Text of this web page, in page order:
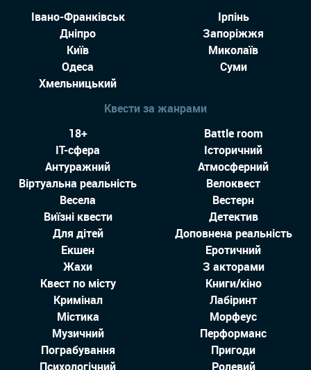
Івано-Франківськ
Ірпінь
Дніпро
Запоріжжя
Київ
Миколаїв
Одеса
Суми
Хмельницький
Квести за жанрами
18+
Battle room
IT-сфера
Історичний
Антуражний
Атмосферний
Віртуальна реальність
Велоквест
Весела
Вестерн
Виїзні квести
Детектив
Для дітей
Доповнена реальність
Екшен
Еротичний
Жахи
З акторами
Квест по місту
Книги/кіно
Кримінал
Лабіринт
Містика
Морфеус
Музичний
Перформанс
Пограбування
Пригоди
Психологічний
Ролевий